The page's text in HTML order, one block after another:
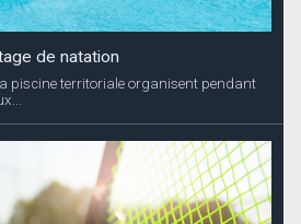
de natation
piscine territoriale organisent pendant